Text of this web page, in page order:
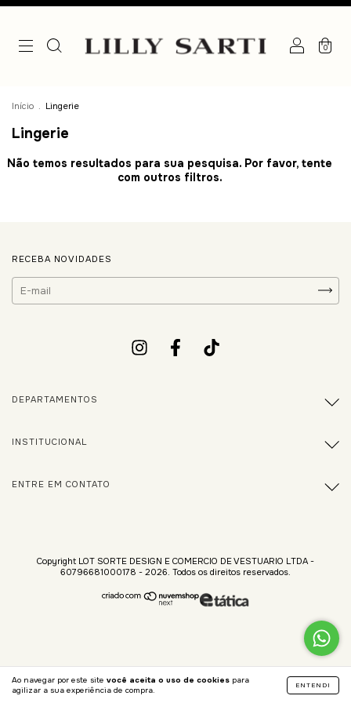
0
Ao navegar por este site você aceita o uso de cookies para
agilizar a sua experiência de compra.
ENTENDI
Início . Lingerie
Lingerie
Não temos resultados para sua pesquisa. Por favor, tente
com outros filtros.
RECEBA NOVIDADES
DEPARTAMENTOS
INSTITUCIONAL
ENTRE EM CONTATO
Copyright LOT SORTE DESIGN E COMERCIO DE VESTUARIO LTDA -
60796681000178 - 2026. Todos os direitos reservados.